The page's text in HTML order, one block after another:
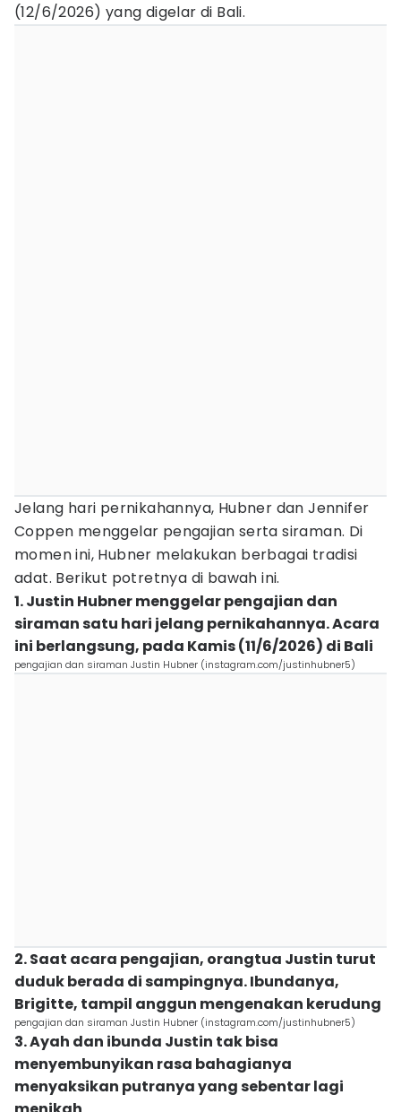
(12/6/2026) yang digelar di Bali.
Jelang hari pernikahannya, Hubner dan Jennifer
Coppen menggelar pengajian serta siraman. Di
momen ini, Hubner melakukan berbagai tradisi
adat. Berikut potretnya di bawah ini.
1. Justin Hubner menggelar pengajian dan
siraman satu hari jelang pernikahannya. Acara
ini berlangsung, pada Kamis (11/6/2026) di Bali
pengajian dan siraman Justin Hubner (instagram.com/justinhubner5)
2. ⁠Saat acara pengajian, orangtua Justin turut
duduk berada di sampingnya. Ibundanya,
Brigitte, tampil anggun mengenakan kerudung
pengajian dan siraman Justin Hubner (instagram.com/justinhubner5)
3. ⁠Ayah dan ibunda Justin tak bisa
menyembunyikan rasa bahagianya
menyaksikan putranya yang sebentar lagi